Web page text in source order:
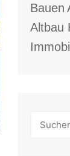
Bauen
Altbau